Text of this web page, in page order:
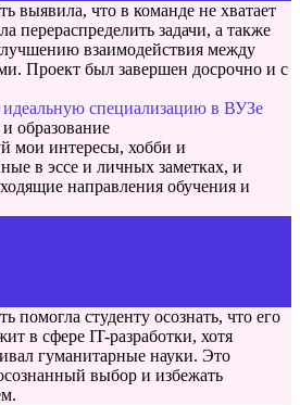
выявила, что в команде не хватает
перераспределить задачи, а также
взаимодействия между
Проект был завершен досрочно и с
специализацию в ВУЗе
образование
мои интересы, хобби и
в эссе и личных заметках, и
направления обучения и
помогла студенту осознать, что его
в сфере IT-разработки, хотя
гуманитарные науки. Это
выбор и избежать